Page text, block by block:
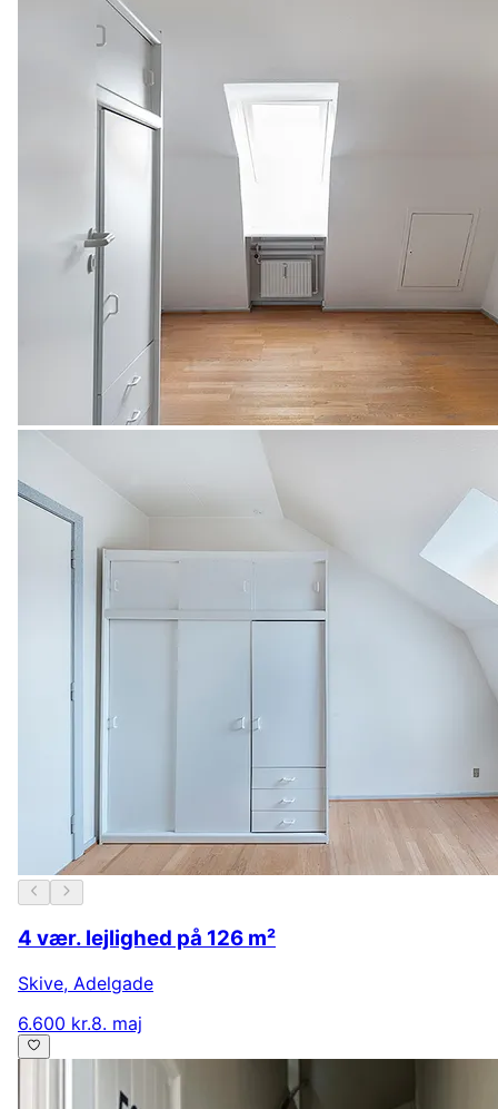
4 vær. lejlighed på 126 m²
Skive, Adelgade
6.600 kr.8. maj